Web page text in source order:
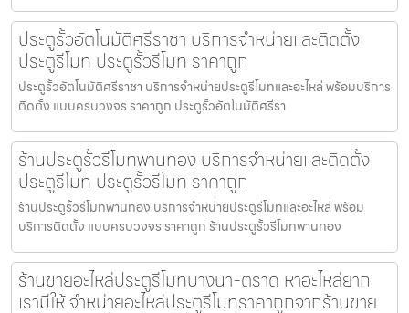
ประตูรั้วอัตโนมัติศรีราชา บริการจำหน่ายและติดตั้ง
ประตูรีโมท ประตูรั้วรีโมท ราคาถูก
ประตูรั้วอัตโนมัติศรีราชา บริการจำหน่ายประตูรีโมทและอะไหล่ พร้อมบริการ
ติดตั้ง แบบครบวงจร ราคาถูก ประตูรั้วอัตโนมัติศรีรา
ร้านประตูรั้วรีโมทพานทอง บริการจำหน่ายและติดตั้ง
ประตูรีโมท ประตูรั้วรีโมท ราคาถูก
ร้านประตูรั้วรีโมทพานทอง บริการจำหน่ายประตูรีโมทและอะไหล่ พร้อม
บริการติดตั้ง แบบครบวงจร ราคาถูก ร้านประตูรั้วรีโมทพานทอง
ร้านขายอะไหล่ประตูรีโมทบางนา-ตราด หาอะไหล่ยาก
เรามีให้ จำหน่ายอะไหล่ประตูรีโมทราคาถูกจากร้านขาย